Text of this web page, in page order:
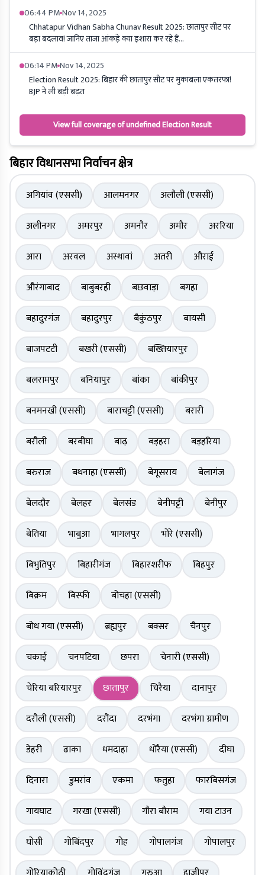
06:44 PMNov 14, 2025
Chhatapur Vidhan Sabha Chunav Result 2025: छातापुर सीट पर
बड़ा बदलाव! जानिए ताजा आंकड़े क्या इशारा कर रहे हैं...
06:14 PMNov 14, 2025
Election Result 2025: बिहार की छातापुर सीट पर मुकाबला एकतरफा!
BJP ने ली बड़ी बढ़त
View full coverage of undefined Election Result
बिहार विधानसभा निर्वाचन क्षेत्र
अगियांव (एससी) आलमनगर
अलौली (एससी)
अलीनगर
अमरपुर अमनौर अमौर
अररिया
आरा
अरवल अस्थावां अतरी
औराई
औरंगाबाद
बाबुबरही बछवाड़ा
बगहा
बहादुरगंज
बहादुरपुर बैकुंठपुर
बायसी
बाजपटटी
बखरी (एससी)
बख्तियारपुर
बलरामपुर
बनियापुर बांका
बांकीपुर
बनमनखी (एससी)
बाराचट्टी (एससी)
बरारी
बरौली
बरबीघा बाढ़ बड़हरा
बड़हरिया
बरुराज
बथनाहा (एससी) बेगूसराय
बेलागंज
बेलदौर
बेलहर बेलसंड बेनीपट्टी
बेनीपुर
बेतिया
भाबुआ भागलपुर
भोरे (एससी)
बिभुतिपुर
बिहारीगंज बिहारशरीफ
बिहपुर
बिक्रम
बिस्फी
बोचहा (एससी)
बोध गया (एससी)
ब्रह्मपुर बक्सर
चैनपुर
चकाई
चनपटिया छपरा
चेनारी (एससी)
चेरिया बरियारपुर
छातापुर चिरैया
दानापुर
दरौली (एससी)
दरौंदा दरभंगा
दरभंगा ग्रामीण
डेहरी
ढाका धमदाहा धोरैया (एससी)
दीघा
दिनारा
डुमरांव एकमा फतुहा
फारबिसगंज
गायघाट
गरखा (एससी) गौरा बौराम
गया टाउन
घोसी
गोबिंदपुर गोह गोपालगंज
गोपालपुर